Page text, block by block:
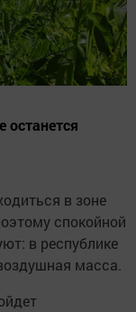
останется
в зоне
спокойной
в республике
масса.